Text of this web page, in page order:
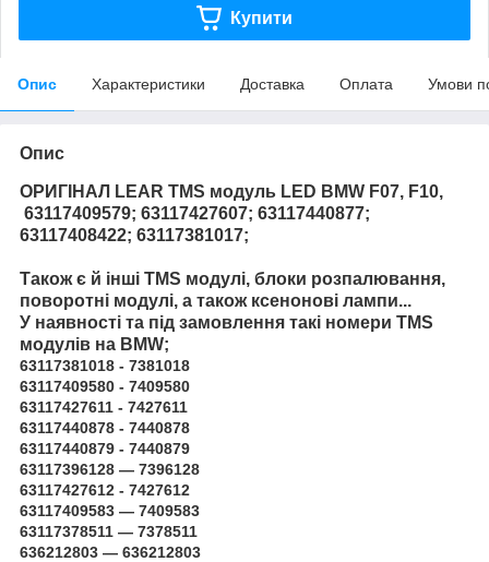
Купити
Опис Характеристики Доставка Оплата Умови
Опис
ОРИГІНАЛ LEAR TMS модуль LED BMW F07, F10,
63117409579; 63117427607; 63117440877;
63117408422; 63117381017;
Також є й інші TMS модулі, блоки розпалювання,
поворотні модулі, а також ксенонові лампи...
У наявності та під замовлення такі номери TMS
модулів на BMW;
63117381018 - 7381018
63117409580 - 7409580
63117427611 - 7427611
63117440878 - 7440878
63117440879 - 7440879
63117396128 — 7396128
63117427612 - 7427612
63117409583 — 7409583
63117378511 — 7378511
636212803 — 636212803